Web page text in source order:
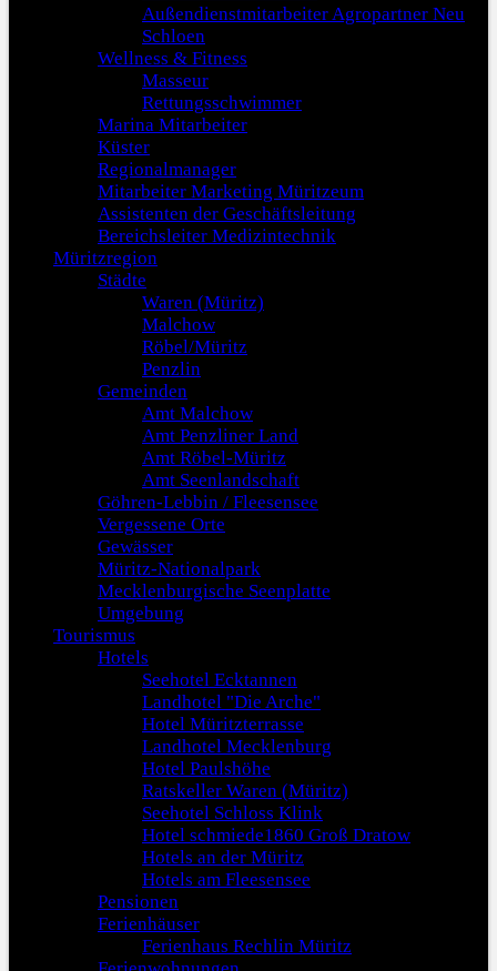
Außendienstmitarbeiter Agropartner Neu
Schloen
Wellness & Fitness
Masseur
Rettungsschwimmer
Marina Mitarbeiter
Küster
Regionalmanager
Mitarbeiter Marketing Müritzeum
Assistenten der Geschäftsleitung
Bereichsleiter Medizintechnik
Müritzregion
Städte
Waren (Müritz)
Malchow
Röbel/Müritz
Penzlin
Gemeinden
Amt Malchow
Amt Penzliner Land
Amt Röbel-Müritz
Amt Seenlandschaft
Göhren-Lebbin / Fleesensee
Vergessene Orte
Gewässer
Müritz-Nationalpark
Mecklenburgische Seenplatte
Umgebung
Tourismus
Hotels
Seehotel Ecktannen
Landhotel "Die Arche"
Hotel Müritzterrasse
Landhotel Mecklenburg
Hotel Paulshöhe
Ratskeller Waren (Müritz)
Seehotel Schloss Klink
Hotel schmiede1860 Groß Dratow
Hotels an der Müritz
Hotels am Fleesensee
Pensionen
Ferienhäuser
Ferienhaus Rechlin Müritz